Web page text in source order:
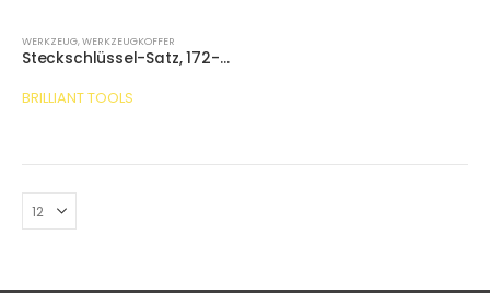
WERKZEUG,WERKZEUGKOFFER
Steckschlüssel-Satz, 172-tlg, 1/4″, 3/8″, 1/2″
BRILLIANT TOOLS